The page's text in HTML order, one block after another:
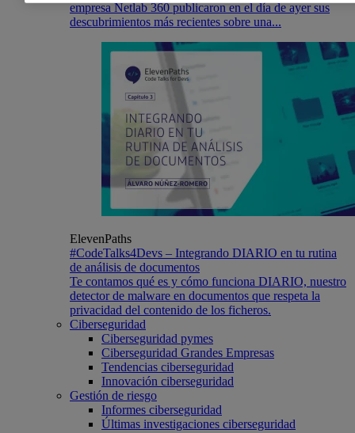
empresa Netlab 360 publicaron en el día de ayer sus
descubrimientos más recientes sobre una...
ElevenPaths
#CodeTalks4Devs – Integrando DIARIO en tu rutina
de análisis de documentos
Te contamos qué es y cómo funciona DIARIO, nuestro
detector de malware en documentos que respeta la
privacidad del contenido de los ficheros.
Ciberseguridad
Ciberseguridad pymes
Ciberseguridad Grandes Empresas
Tendencias ciberseguridad
Innovación ciberseguridad
Gestión de riesgo
Informes ciberseguridad
Últimas investigaciones ciberseguridad